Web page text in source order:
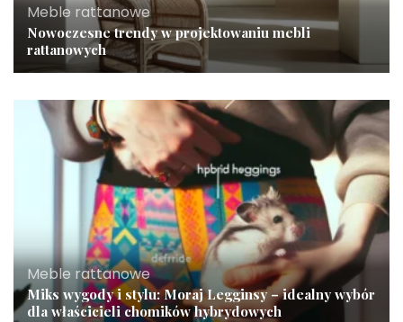
Meble rattanowe
Nowoczesne trendy w projektowaniu mebli
rattanowych
Meble rattanowe
Miks wygody i stylu: Moraj Legginsy – idealny wybór
dla właścicieli chomików hybrydowych